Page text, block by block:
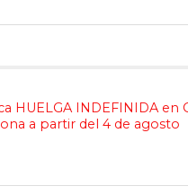
HUELGA INDEFINIDA
a partir del 4 de agosto